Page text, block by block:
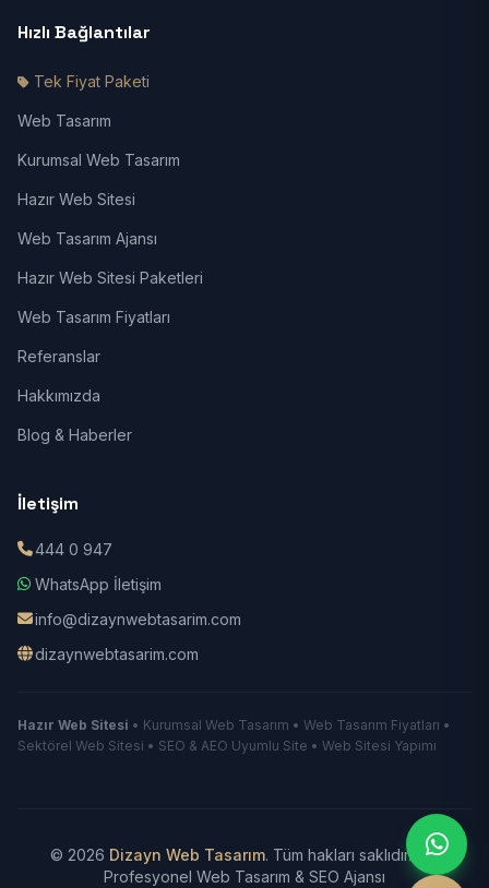
Hızlı Bağlantılar
Tek Fiyat Paketi
Web Tasarım
Kurumsal Web Tasarım
Hazır Web Sitesi
Web Tasarım Ajansı
Hazır Web Sitesi Paketleri
Web Tasarım Fiyatları
Referanslar
Hakkımızda
Blog & Haberler
İletişim
444 0 947
WhatsApp İletişim
info@dizaynwebtasarim.com
dizaynwebtasarim.com
Hazır Web Sitesi • Kurumsal Web Tasarım • Web Tasarım Fiyatları •
Sektörel Web Sitesi • SEO & AEO Uyumlu Site • Web Sitesi Yapımı
© 2026 Dizayn Web Tasarım. Tüm hakları saklıdır.
|
Profesyonel Web Tasarım & SEO Ajansı